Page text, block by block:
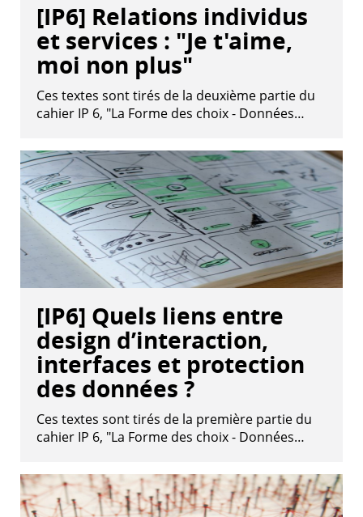
[IP6] Relations individus
et services : "Je t'aime,
moi non plus"
Ces textes sont tirés de la deuxième partie du
cahier IP 6, "La Forme des choix - Données…
[IP6] Quels liens entre
design d’interaction,
interfaces et protection
des données ?
Ces textes sont tirés de la première partie du
cahier IP 6, "La Forme des choix - Données…